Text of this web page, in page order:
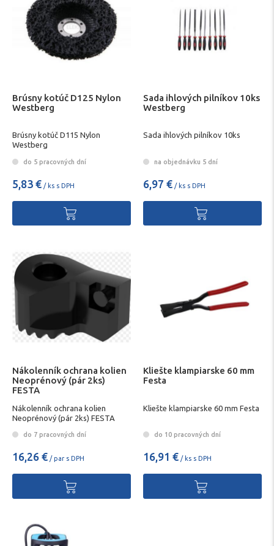
Brúsny kotúč D125 Nylon
Westberg
Brúsny kotúč D115 Nylon
Westberg
do 5 pracovných dní
5,83 € / ks s DPH
Sada ihlových pilníkov 10ks
Westberg
Sada ihlových pilníkov 10ks
na objednávku 5 dní
6,97 € / ks s DPH
Nákolenník ochrana kolien
Neoprénový (pár 2ks)
FESTA
Nákolenník ochrana kolien
Neoprénový (pár 2ks) FESTA
do 7 pracovných dní
16,26 € / par s DPH
Kliešte klampiarske 60 mm
Festa
Kliešte klampiarske 60 mm Festa
do 10 pracovných dní
16,91 € / ks s DPH